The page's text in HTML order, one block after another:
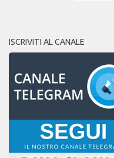
ISCRIVITI AL CANALE